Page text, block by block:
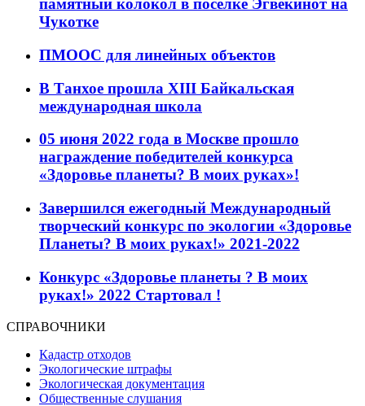
памятный колокол в поселке Эгвекинот на
Чукотке
ПМООС для линейных объектов
В Танхое прошла XIII Байкальская
международная школа
05 июня 2022 года в Москве прошло
награждение победителей конкурса
«Здоровье планеты? В моих руках»!
Завершился ежегодный Международный
творческий конкурс по экологии «Здоровье
Планеты? В моих руках!» 2021-2022
Конкурс «Здоровье планеты ? В моих
руках!» 2022 Стартовал !
СПРАВОЧНИКИ
Кадастр отходов
Экологические штрафы
Экологическая документация
Общественные слушания